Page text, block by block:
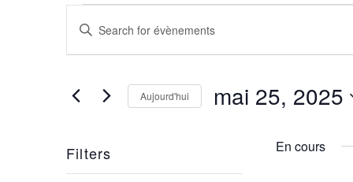
Évènements
for
mai
25,
2025
Évènements
Search
and
Views
Navigation
Entrer
Recherche
par
mot
Aujourd'hui mai 25, 2025
Filters En cours